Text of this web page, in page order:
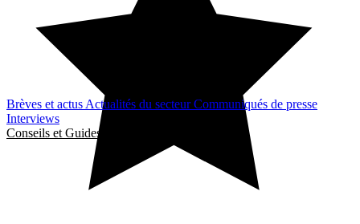
Brèves et actus Actualités du secteurCommuniqués de presse
Interviews
Conseils et Guides